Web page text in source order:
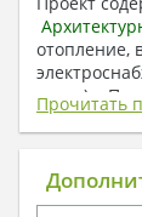
отопление,
плату) +
1.
Прочитать